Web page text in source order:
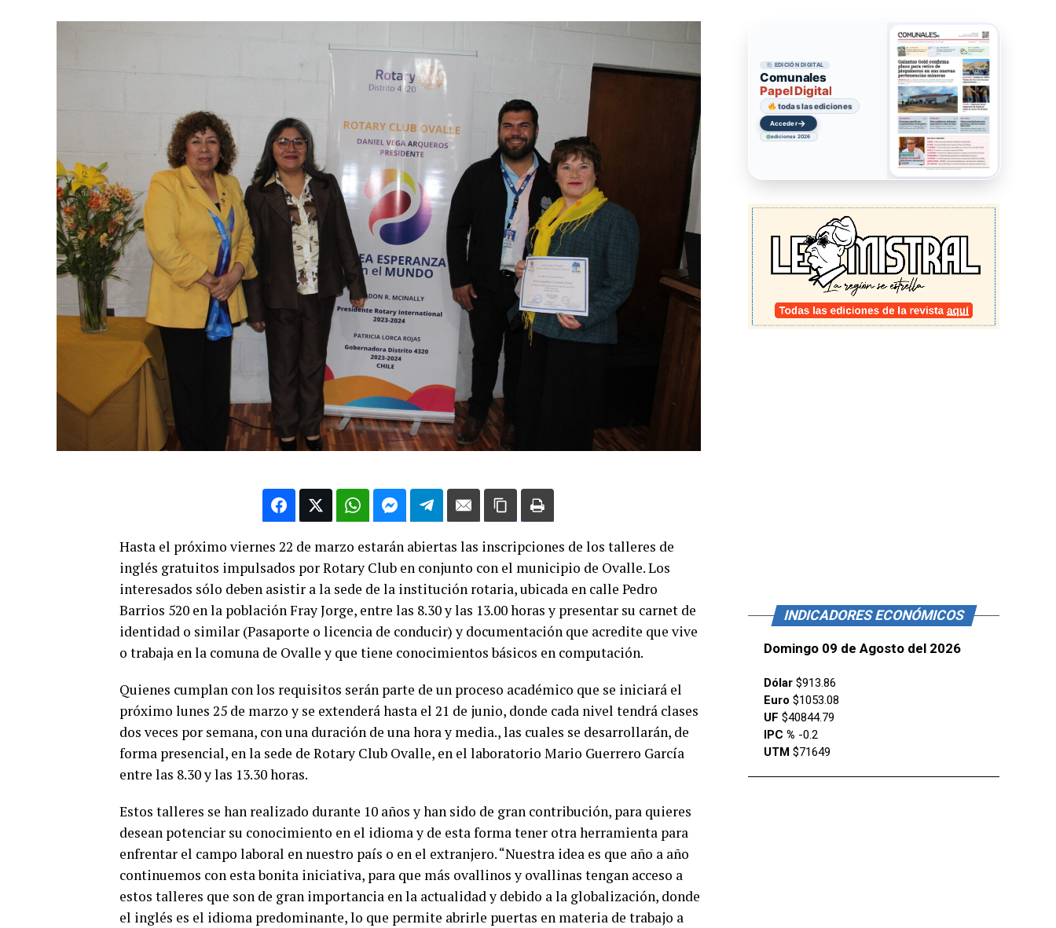
Hasta el próximo viernes 22 de marzo estarán abiertas las inscripciones de los talleres de
inglés gratuitos impulsados por Rotary Club en conjunto con el municipio de Ovalle. Los
interesados sólo deben asistir a la sede de la institución rotaria, ubicada en calle Pedro
Barrios 520 en la población Fray Jorge, entre las 8.30 y las 13.00 horas y presentar su carnet de
identidad o similar (Pasaporte o licencia de conducir) y documentación que acredite que vive
o trabaja en la comuna de Ovalle y que tiene conocimientos básicos en computación.
Quienes cumplan con los requisitos serán parte de un proceso académico que se iniciará el
próximo lunes 25 de marzo y se extenderá hasta el 21 de junio, donde cada nivel tendrá clases
dos veces por semana, con una duración de una hora y media., las cuales se desarrollarán, de
forma presencial, en la sede de Rotary Club Ovalle, en el laboratorio Mario Guerrero García
entre las 8.30 y las 13.30 horas.
Estos talleres se han realizado durante 10 años y han sido de gran contribución, para quieres
desean potenciar su conocimiento en el idioma y de esta forma tener otra herramienta para
enfrentar el campo laboral en nuestro país o en el extranjero. “Nuestra idea es que año a año
continuemos con esta bonita iniciativa, para que más ovallinos y ovallinas tengan acceso a
estos talleres que son de gran importancia en la actualidad y debido a la globalización, donde
el inglés es el idioma predominante, lo que permite abrirle puertas en materia de trabajo a
EDICIÓN DIGITAL
Comunales
Papel Digital
todas las ediciones
Acceder→
ediciones 2026
INDICADORES ECONÓMICOS
Domingo 09 de Agosto del 2026
Dólar $913.86
Euro $1053.08
UF $40844.79
IPC % -0.2
UTM $71649